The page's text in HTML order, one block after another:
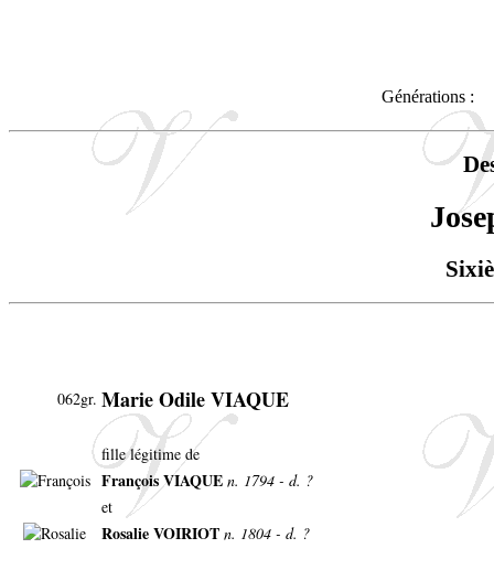
Générations :
062gr. Marie Odile VIAQUE
fille légitime de
François VIAQUE n. 1794 - d. ?
et
Rosalie VOIRIOT n. 1804 - d. ?